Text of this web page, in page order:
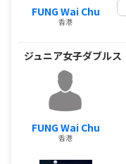
FUNG Wai Chu
香港
ジュニア女子ダブルス
FUNG Wai Chu
香港